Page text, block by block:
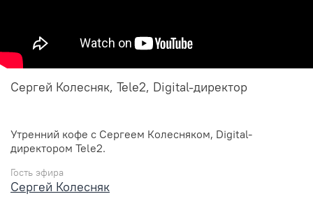
Сергей Колесняк, Tele2, Digital-директор
Утренний кофе с Сергеем Колесняком, Digital-
директором Tele2.
Гость эфира
Сергей Колесняк